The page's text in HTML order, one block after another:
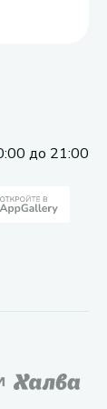
до 21:00